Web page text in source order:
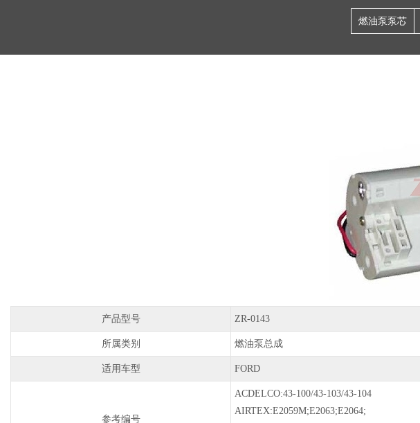
燃油泵泵芯
产品型号 ZR-0143
所属类别 燃油泵总成
适用车型 FORD
参考编号
ACDELCO:43-100/43-103/43-104
AIRTEX:E2059M;E2063;E2064;